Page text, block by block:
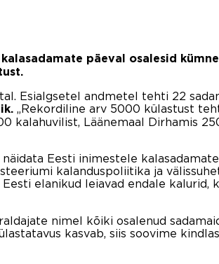
päeval osalesid
Esialgsetel andmetel tehti 22
„Rekordiline arv 5000 külastust
kalahuvilist, Läänemaal Dirhamis
Eesti inimestele
kalanduspoliitika ja
elanikud leiavad endale
nimel kõiki osalenud
kasvab, siis soovime